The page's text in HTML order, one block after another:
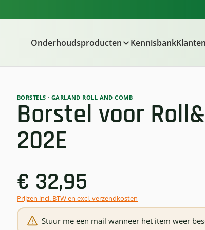
Onderhoudsproducten Kennisbank
BORSTELS · GARLAND ROLL AND COMB
Borstel voor
202E
€ 32,95
Prijzen incl. BTW en excl. verzendkosten
Stuur me een mail wanneer het item weer